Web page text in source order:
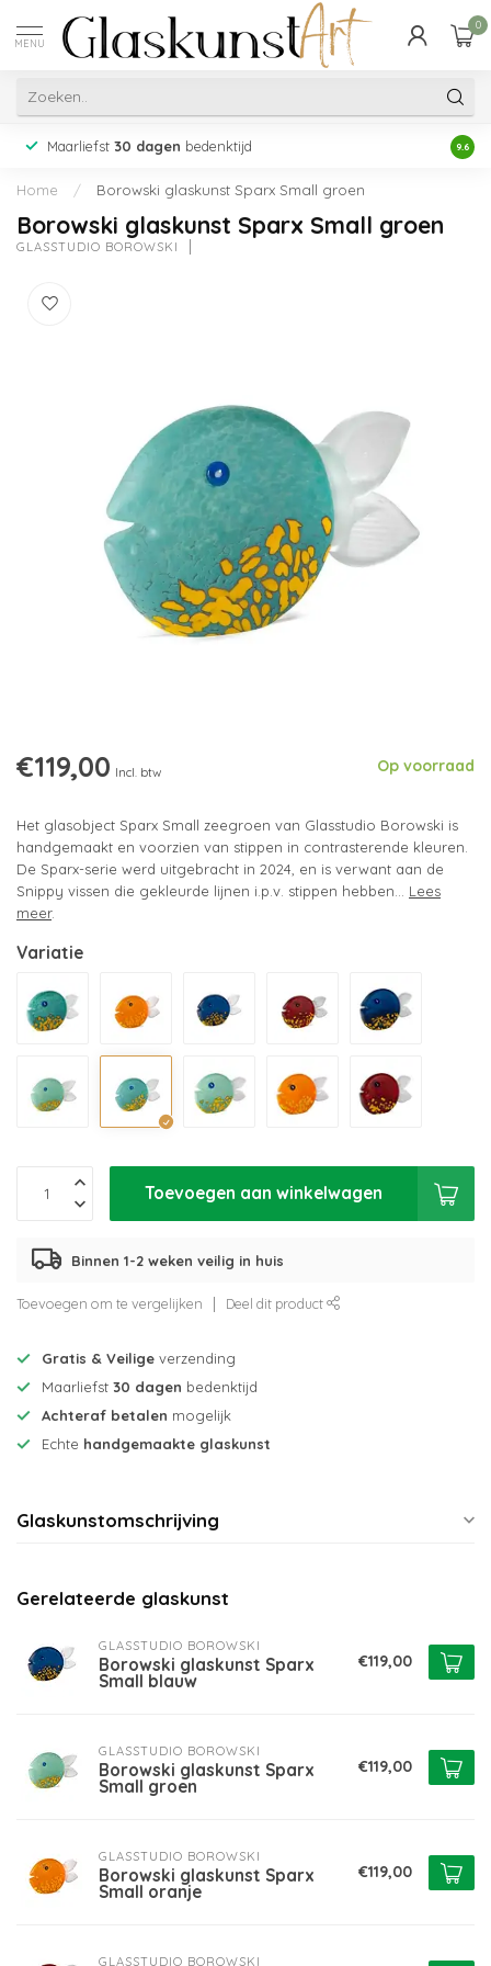
MENU
0
Maarliefst 30 dagen bedenktijd 9.6
Home / Borowski glaskunst Sparx Small groen
Borowski glaskunst Sparx Small groen
GLASSTUDIO BOROWSKI
€119,00 Incl. btw Op voorraad
Het glasobject Sparx Small zeegroen van Glasstudio Borowski is
handgemaakt en voorzien van stippen in contrasterende kleuren.
De Sparx-serie werd uitgebracht in 2024, en is verwant aan de
Snippy vissen die gekleurde lijnen i.p.v. stippen hebben... Lees
meer.
Variatie
Toevoegen aan winkelwagen
Binnen 1-2 weken veilig in huis
Toevoegen om te vergelijken Deel dit product
Gratis & Veilige verzending
Maarliefst 30 dagen bedenktijd
Achteraf betalen mogelijk
Echte handgemaakte glaskunst
Glaskunstomschrijving
Gerelateerde glaskunst
GLASSTUDIO BOROWSKI
Borowski glaskunst Sparx
Small blauw
€119,00
GLASSTUDIO BOROWSKI
Borowski glaskunst Sparx
Small groen
€119,00
GLASSTUDIO BOROWSKI
Borowski glaskunst Sparx
Small oranje
€119,00
GLASSTUDIO BOROWSKI